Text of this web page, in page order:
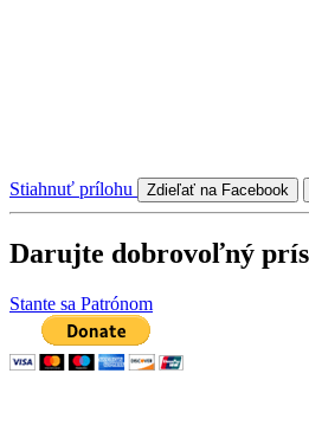
Stiahnuť prílohu Zdieľať na Facebook
Darujte dobrovoľný
Stante sa Patrónom